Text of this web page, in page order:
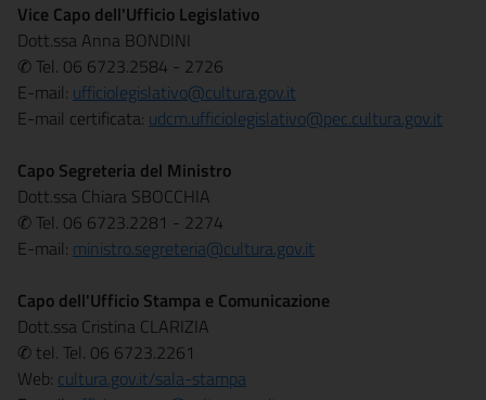
Vice Capo dell'Ufficio Legislativo
Dott.ssa Anna BONDINI
✆ Tel. 06 6723.2584 - 2726
E-mail: ufficiolegislativo@cultura.gov.it
E-mail certificata: udcm.ufficiolegislativo@pec.cultura.gov.it
Capo Segreteria del Ministro
Dott.ssa Chiara SBOCCHIA
✆ Tel. 06 6723.2281 - 2274
E-mail: ministro.segreteria@cultura.gov.it
Capo dell'Ufficio Stampa e Comunicazione
Dott.ssa Cristina CLARIZIA
✆ tel. Tel. 06 6723.2261
Web: cultura.gov.it/sala-stampa